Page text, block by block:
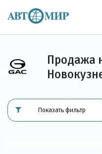
Продажа
Показать фильтр